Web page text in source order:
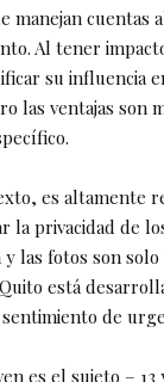
manejan cuentas
Al tener
su influencia
las ventajas son
es altamente
la privacidad de
las fotos son
está
de
es el sujeto –